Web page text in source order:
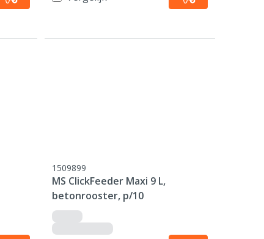
1509899
MS ClickFeeder Maxi 9 L,
betonrooster, p/10